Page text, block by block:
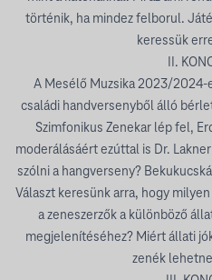
történik, ha mindez felborul.
keressük
II.
A Mesélő Muzsika 2023/2024-
családi handversenyből álló
Szimfonikus Zenekar lép fel,
moderálásáért ezúttal is Dr.
szólni a hangverseny?
Választ keresünk arra, hogy
a zeneszerzők a különböző
megjelenítéséhez? Miért állati
zenék